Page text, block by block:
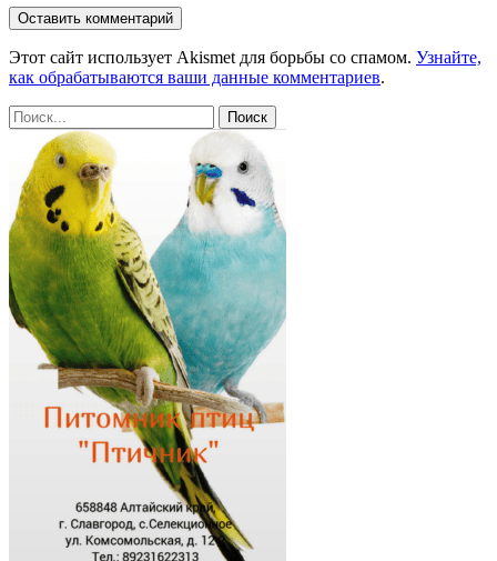
Этот сайт использует Akismet для борьбы со спамом. Узнайте,
как обрабатываются ваши данные комментариев.